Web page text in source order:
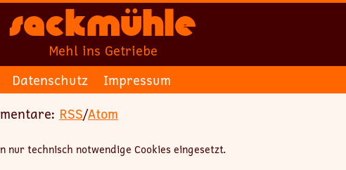
Sackmühle
Mehl ins Getriebe
Datenschutz
Impressum
RSS/Atom
nur technisch notwendige Cookies eingesetzt.